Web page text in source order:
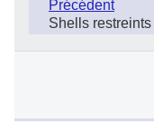
Précédent
Shells restreints